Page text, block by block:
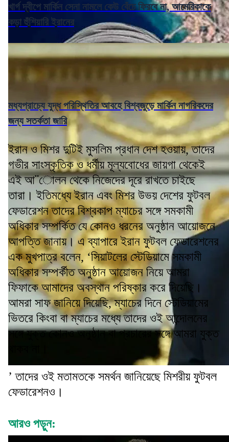
খার্গ দ্বীপে মার্কিন সেনা নামলে কেউ বেঁচে ফিরবে না, আমেরিকাকে
কড়া হুঁশিয়ারি ইরানের
মধ্যপ্রাচ্যে যুদ্ধ পরিস্থিতির আবহে বিশ্বজুড়ে মার্কিন নাগরিকদের
জন্য সতর্কতা জারি
ইরান ও মিশর দুটিই মুসলিম প্রধান দেশ হওয়ায়, তাদের
গভীর সাংস্কৃতিক ও ধর্মীয় মূল্যবোধের জায়গা থেকেই
এই আ¨োলন থেকে নিজেদের দূরে রাখতে চাইছে
তারা। ইতিমধ্যে ইরান এবং মিশর উভয় দেশের ফুটবল
ফেডারেশন তাদের বিশ্বকাপ ম্যাচের সঙ্গে সমকামী
অধিকার সম্পর্কিত যে কোনও ধরনের অনুষ্ঠান আয়োজনে
আপত্তি জানায়। এ ব্যাপারে ইরান ফুটবল ফেডারেশনের
এক মুখপাত্র বলেন, ‘সিয়াটলের স্টেডিয়ামে সমকামী
অধিকার সম্পর্কীত অনুষ্ঠান আয়োজন নিয়ে আমরা
ফিফাকে আমাদের অবস্থান পরিষ্কার করে দিয়েছি।
আমরা সাফ জানিয়ে দিয়েছি, ম্যাচের দিনে স্টেডিয়ামের
ভিতরে কিংবা বা ম্যাচের মধ্যে তাদের ওই আন্দোলনের
সঙ্গে যুক্ত কোনও অনুষ্ঠান বা প্রচারের সঙ্গে আমরা যুক্ত
’ তাদের ওই মতামতকে সমর্থন জানিয়েছে মিশরীয় ফুটবল
ফেডারেশনও।
আরও পড়ুন: